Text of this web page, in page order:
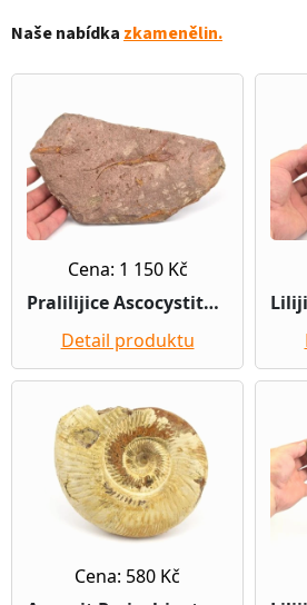
Naše nabídka zkamenělin.